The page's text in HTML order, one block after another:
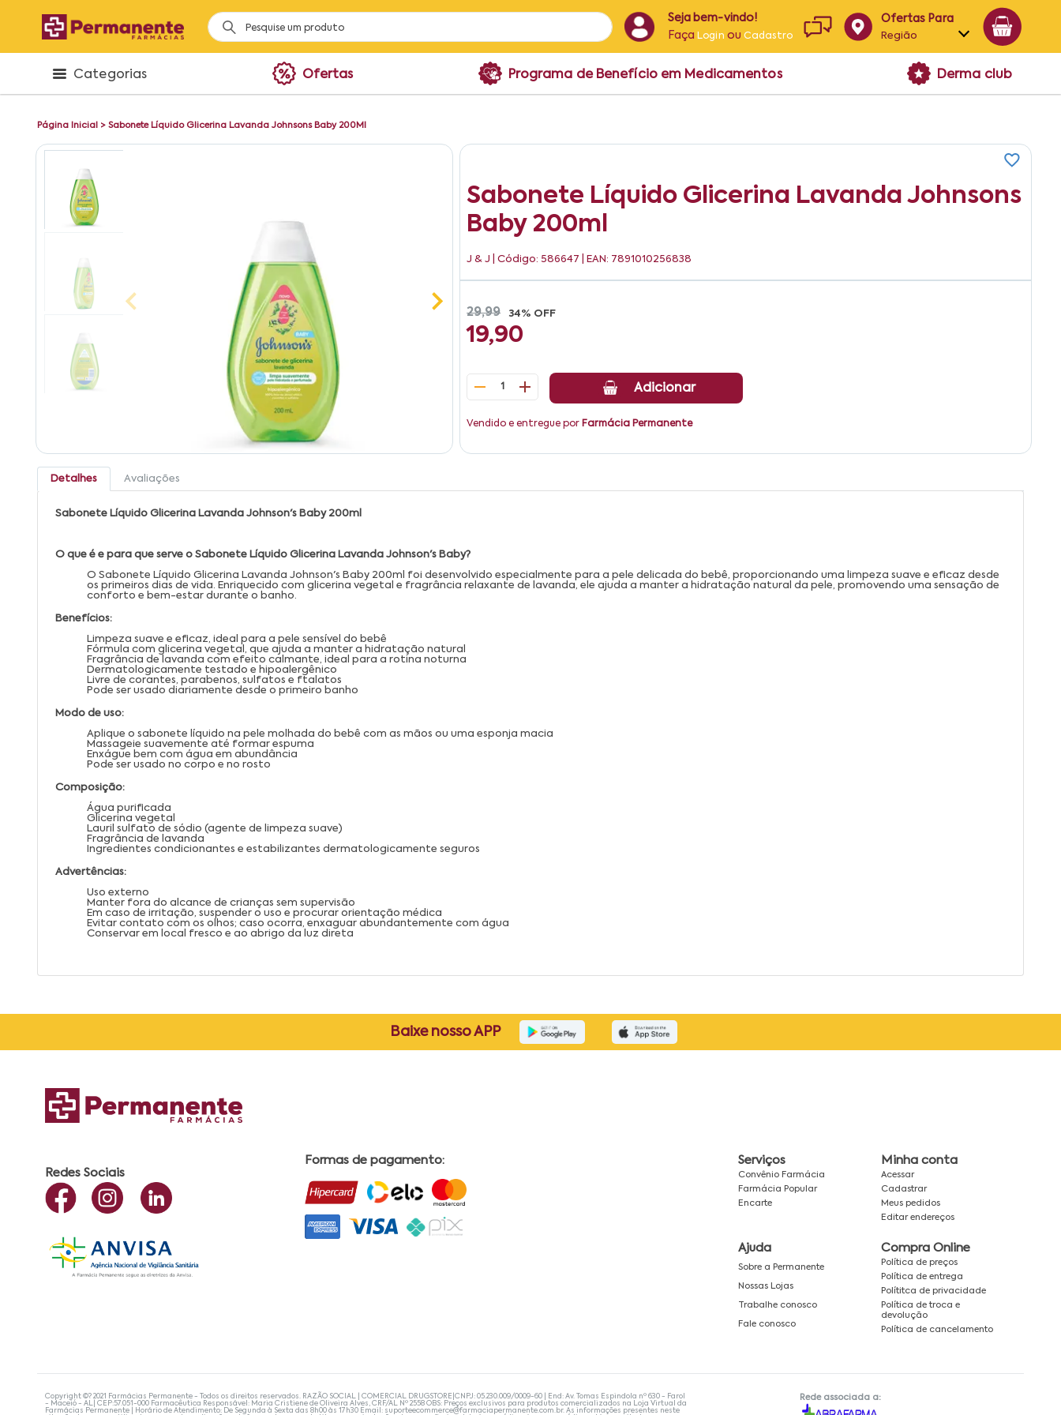
Seja bem-vindo!
Faça Login ouCadastro
Ofertas Para
Região
Alagoas
Categorias Ofertas Programa de Benefício em Medicamentos Derma club
Página Inicial > Sabonete Líquido Glicerina Lavanda Johnsons Baby 200Ml
Sabonete Líquido Glicerina Lavanda Johnsons
Baby 200ml
J & J | Código: 586647 | EAN: 7891010256838
29,99 34% OFF
19,90
1 Adicionar
Vendido e entregue por Farmácia Permanente
Detalhes Avaliações
Sabonete Líquido Glicerina Lavanda Johnson's Baby 200ml
O que é e para que serve o Sabonete Líquido Glicerina Lavanda Johnson's Baby?
O Sabonete Líquido Glicerina Lavanda Johnson's Baby 200ml foi desenvolvido especialmente para a pele delicada do bebê, proporcionando uma limpeza suave e eficaz desde
os primeiros dias de vida. Enriquecido com glicerina vegetal e fragrância relaxante de lavanda, ele ajuda a manter a hidratação natural da pele, promovendo uma sensação de
conforto e bem-estar durante o banho.
Benefícios:
Limpeza suave e eficaz, ideal para a pele sensível do bebê
Fórmula com glicerina vegetal, que ajuda a manter a hidratação natural
Fragrância de lavanda com efeito calmante, ideal para a rotina noturna
Dermatologicamente testado e hipoalergênico
Livre de corantes, parabenos, sulfatos e ftalatos
Pode ser usado diariamente desde o primeiro banho
Modo de uso:
Aplique o sabonete líquido na pele molhada do bebê com as mãos ou uma esponja macia
Massageie suavemente até formar espuma
Enxágue bem com água em abundância
Pode ser usado no corpo e no rosto
Composição:
Água purificada
Glicerina vegetal
Lauril sulfato de sódio (agente de limpeza suave)
Fragrância de lavanda
Ingredientes condicionantes e estabilizantes dermatologicamente seguros
Advertências:
Uso externo
Manter fora do alcance de crianças sem supervisão
Em caso de irritação, suspender o uso e procurar orientação médica
Evitar contato com os olhos; caso ocorra, enxaguar abundantemente com água
Conservar em local fresco e ao abrigo da luz direta
Baixe nosso APP
Redes Sociais
Formas de pagamento: Serviços
Convênio Farmácia
Farmácia Popular
Encarte
Minha conta
Acessar
Cadastrar
Meus pedidos
Editar endereços
Ajuda
Sobre a Permanente
Nossas Lojas
Trabalhe conosco
Fale conosco
Compra Online
Política de preços
Política de entrega
Polítitca de privacidade
Política de troca e
devolução
Política de cancelamento
Copyright ©? 2021 Farmácias Permanente - Todos os direitos reservados. RAZÃO SOCIAL | COMERCIAL DRUGSTORE|CNPJ: 05.230.009/0009-60 | End: Av. Tomas Espindola nº 630 - Farol
- Maceió - AL| CEP:57.051-000 Farmacêutica Responsável: Maria Cristiene de Oliveira Alves, CRF/AL Nº 2558 OBS: Preços exclusivos para produtos comercializados na Loja Virtual da
Farmácias Permanente | Horário de Atendimento: De Segunda à Sexta das 8h00 às 17h30 Email: suporteecommerce@farmaciapermanente.com.br. As informações presentes neste
Rede associada a: